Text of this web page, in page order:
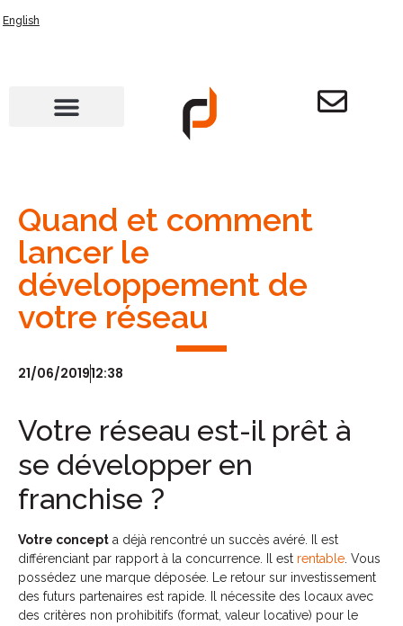
English
Quand et comment
lancer le
développement de
votre réseau
21/06/201912:38
Votre réseau est-il prêt à
se développer en
franchise ?
Votre concept a déjà rencontré un succès avéré. Il est
différenciant par rapport à la concurrence. Il est rentable. Vous
possédez une marque déposée. Le retour sur investissement
des futurs partenaires est rapide. Il nécessite des locaux avec
des critères non prohibitifs (format, valeur locative) pour le